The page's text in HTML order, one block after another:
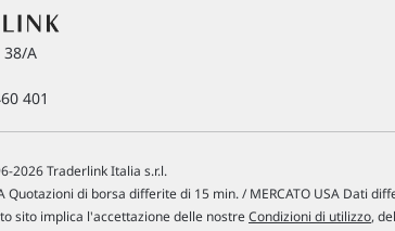
38/A
401
2026 Traderlink Italia s.r.l.
Quotazioni di borsa differite di 15 min. / MERCATO USA Dati
sito implica l'accettazione delle nostreCondizioni di utilizzo, del